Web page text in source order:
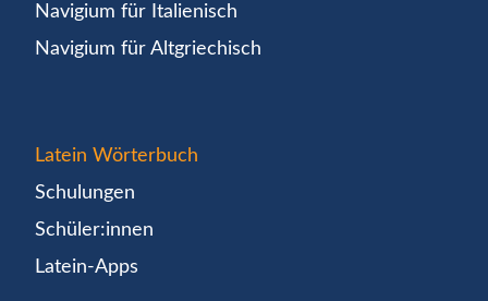
Navigium für Italienisch
Navigium für Altgriechisch
Latein Wörterbuch
Schulungen
Schüler:innen
Latein-Apps